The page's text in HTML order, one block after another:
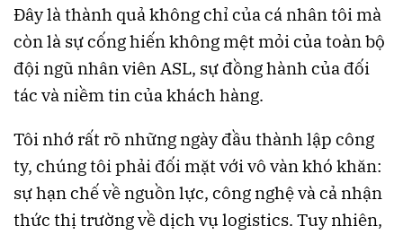
Đây là thành quả không chỉ của cá nhân tôi mà
còn là sự cống hiến không mệt mỏi của toàn bộ
đội ngũ nhân viên ASL, sự đồng hành của đối
tác và niềm tin của khách hàng.
Tôi nhớ rất rõ những ngày đầu thành lập công
ty, chúng tôi phải đối mặt với vô vàn khó khăn:
sự hạn chế về nguồn lực, công nghệ và cả nhận
thức thị trường về dịch vụ logistics. Tuy nhiên,